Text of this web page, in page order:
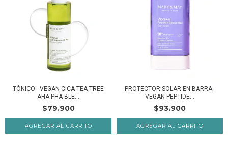
TÓNICO - VEGAN CICA TEA TREE
AHA PHA BLE...
$79.900
PROTECTOR SOLAR EN BARRA -
VEGAN PEPTIDE...
$93.900